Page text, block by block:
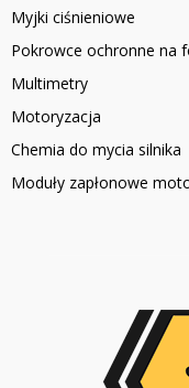
Myjki ciśnieniowe
Pokrowce ochronne na
Multimetry
Motoryzacja
Chemia do mycia silnika
Moduły zapłonowe